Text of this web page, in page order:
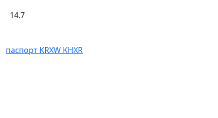
14.7
паспорт KRXW KHXR